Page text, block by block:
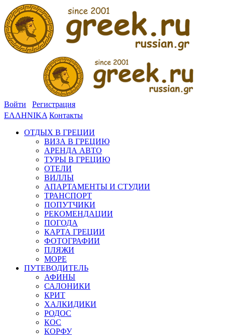
Войти
Регистрация
ΕΛΛΗΝΙΚΑ Контакты
ОТДЫХ В ГРЕЦИИ
ВИЗА В ГРЕЦИЮ
АРЕНДА АВТО
ТУРЫ В ГРЕЦИЮ
ОТЕЛИ
ВИЛЛЫ
АПАРТАМЕНТЫ И СТУДИИ
ТРАНСПОРТ
ПОПУТЧИКИ
РЕКОМЕНДАЦИИ
ПОГОДА
КАРТА ГРЕЦИИ
ФОТОГРАФИИ
ПЛЯЖИ
МОРЕ
ПУТЕВОДИТЕЛЬ
АФИНЫ
САЛОНИКИ
КРИТ
ХАЛКИДИКИ
РОДОС
КОС
КОРФУ